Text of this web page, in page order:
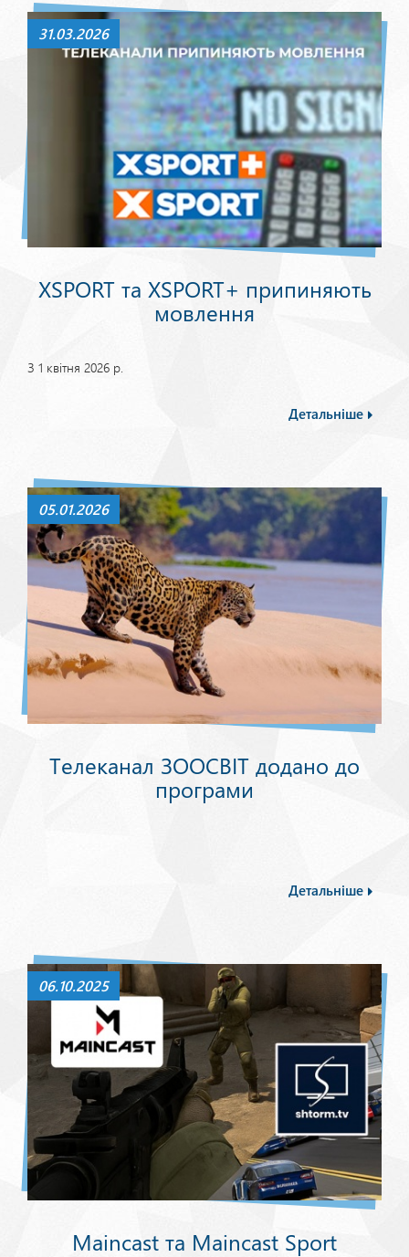
31.03.2026
XSPORT та XSPORT+ припиняють
мовлення
З 1 квітня 2026 р.
Детальніше
05.01.2026
Телеканал ЗООСВІТ додано до
програми
Детальніше
06.10.2025
Maincast та Maincast Sport